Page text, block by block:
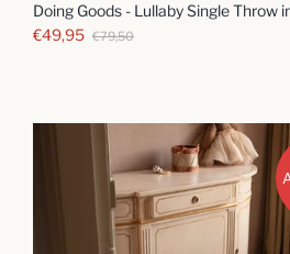
Doing Goods - Lullaby Single Throw
€49,95 €79,50